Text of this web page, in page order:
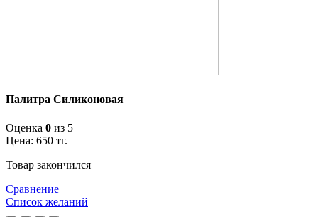
Палитра Силиконовая
Оценка 0 из 5
Цена: 650 тг.
Товар закончился
Сравнение
Список желаний